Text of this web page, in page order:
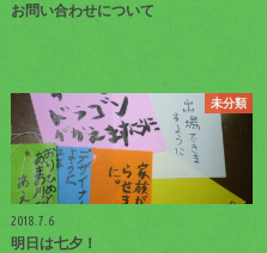
お問い合わせについて
未分類
2018.7.6
明日は七夕！